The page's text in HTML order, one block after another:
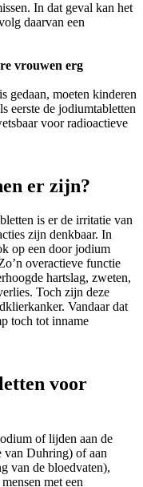
In dat geval kan het
daarvan een
vrouwen erg
gedaan, moeten kinderen
eerste de jodiumtabletten
voor radioactieve
er zijn?
is er de irritatie van
zijn denkbaar. In
op een door jodium
overactieve functie
hartslag, zweten,
Toch zijn deze
Vandaar dat
toch tot inname
voor
of lijden aan de
van Duhring) of aan
van de bloedvaten),
met een